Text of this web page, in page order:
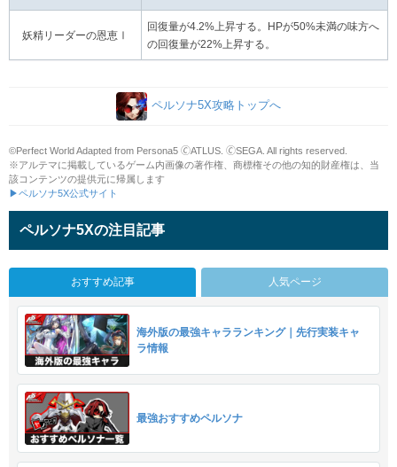
妖精リーダーの恩恵Ⅰ
回復量が4.2%上昇する。HPが50%未満の味方へ
の回復量が22%上昇する。
ペルソナ5X攻略トップへ
©Perfect World Adapted from Persona5 🄫ATLUS. 🄫SEGA. All rights reserved.
※アルテマに掲載しているゲーム内画像の著作権、商標権その他の知的財産権は、当
該コンテンツの提供元に帰属します
▶ペルソナ5X公式サイト
ペルソナ5Xの注目記事
おすすめ記事 人気ページ
海外版の最強キャラランキング｜先行実装キャ
ラ情報
最強おすすめペルソナ